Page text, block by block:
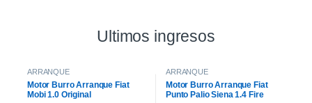
Ultimos ingresos
ARRANQUE
Motor Burro Arranque Fiat
Mobi 1.0 Original
ARRANQUE
Motor Burro Arranque Fiat
Punto Palio Siena 1.4 Fire